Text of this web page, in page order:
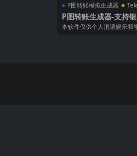
P图转账模拟生成器
P图转账生成器-支持
信/短信对话转账界面
本软件仅供个人消遣娱乐和